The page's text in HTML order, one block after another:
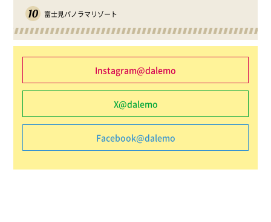
10 富士見パノラマリゾート
Instagram@dalemo
X@dalemo
Facebook@dalemo